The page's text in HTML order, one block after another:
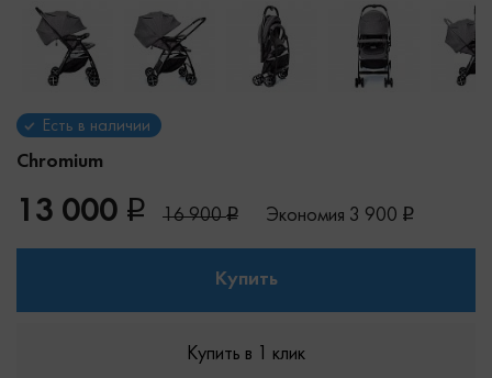
Chromium
Есть в наличии
13 000 16 900 Экономия 3 900
Купить
Купить в 1 клик